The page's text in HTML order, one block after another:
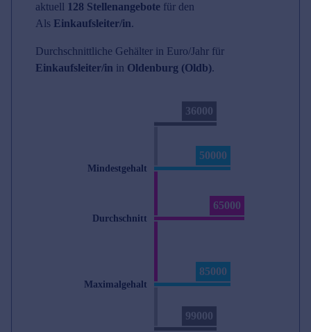
aktuell 128 Stellenangebote für den
Als Einkaufsleiter/in.
Durchschnittliche Gehälter in Euro/Jahr für
Einkaufsleiter/in in Oldenburg (Oldb).
36000
50000
Mindestgehalt
65000
Durchschnitt
85000
Maximalgehalt
99000